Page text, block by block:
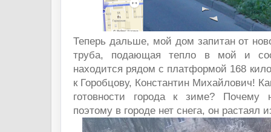
Теперь дальше, мой дом запитан от
труба, подающая тепло в мой и
находится рядом с платформой 168
к Горобцову, Константин Михайлович!
готовности города к зиме? Почему
поэтому в городе нет снега, он растаял